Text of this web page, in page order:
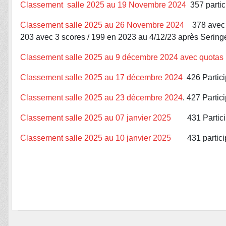
Classement salle 2025 au 19 Novembre 2024 357
Classement salle 2025 au 26 Novembre 2024 378 avec
203 avec 3 scores / 199 en 2023 au 4/12/23 après
Classement salle 2025 au 9 décembre 2024 avec quotas
Classement salle 2025 au 17 décembre 2024 426
Classement salle 2025 au 23 décembre 2024. 427
Classement salle 2025 au 07 janvier 2025 431
Classement salle 2025 au 10 janvier 2025 431